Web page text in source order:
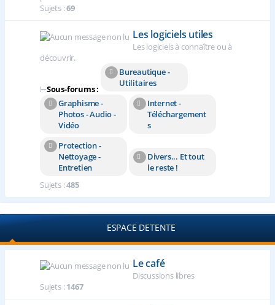
Sujets :69
Les logiciels utiles
Les logiciels à connaître ou à
découvrir.
⊢Sous-forums :
Bureautique -
Utilitaires
Graphisme -
Photos - Audio -
Vidéo
Internet -
Téléchargement
s
Protection -
Nettoyage -
Entretien
Divers... Et tout
le reste !
Sujets :485
ESPACE DETENTE
Le café
Discussions libres
Sujets :1467